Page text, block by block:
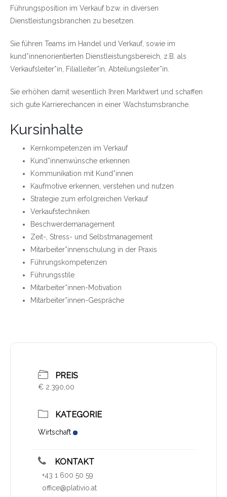
Führungsposition im Verkauf bzw. in diversen
Dienstleistungsbranchen zu besetzen.
Sie führen Teams im Handel und Verkauf, sowie im
kund*innenorientierten Dienstleistungsbereich, z.B. als
Verkaufsleiter*in, Filialleiter*in, Abteilungsleiter*in.
Sie erhöhen damit wesentlich Ihren Marktwert und schaffen
sich gute Karrierechancen in einer Wachstumsbranche.
Kursinhalte
Kernkompetenzen im Verkauf
Kund*innenwünsche erkennen
Kommunikation mit Kund*innen
Kaufmotive erkennen, verstehen und nutzen
Strategie zum erfolgreichen Verkauf
Verkaufstechniken
Beschwerdemanagement
Zeit-, Stress- und Selbstmanagement
Mitarbeiter*innenschulung in der Praxis
Führungskompetenzen
Führungsstile
Mitarbeiter*innen-Motivation
Mitarbeiter*innen-Gespräche
PREIS
€ 2.390,00
KATEGORIE
Wirtschaft
KONTAKT
+43 1 600 50 59
office@plativio.at